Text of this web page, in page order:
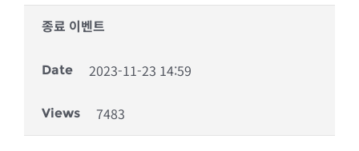
종료 이벤트
Date 2023-11-23 14:59
Views 7483